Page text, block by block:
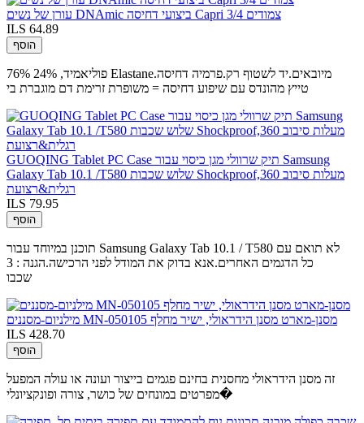
עורן של נשים DNAmic ביצועי דחיסה Capri 3/4 צמודים
ILS 64.89
הוסף
76% פוליאמיד, 24% Elastane.מיובאים.יד לשטוף רק.פרמיה דחיסה
טייץ מהונדס עם שיפוע דחיסה = משופרת זרימת דם מוגברת בי
GUOQING Tablet PC Case תיק שרוולי מגן כיסוי עבור Samsung
Galaxy Tab 10.1 /T580 שלוש שכבות Shockproof,360 מעלות סיבוב
רגלית&רצועת
ILS 79.95
הוסף
תוכנן במיוחד עבור Samsung Galaxy Tab 10.1 / T580 לא תואם עם
כל הדגמים האחרים.אנא בדוק את המודל לפני הרכישה.הגנה : 3
שכבו
מילניום-מסננים MN-050105 מסנן-מארט מסנן הידראולי, ישיר מחלף
ILS 428.70
הוסף
זה מסנן הידראולי מחסנית בחינם פגמים בייצור ועונה או עולה המפעל
מפרטים במונחים של כושר, צורה ופונקציונלי�